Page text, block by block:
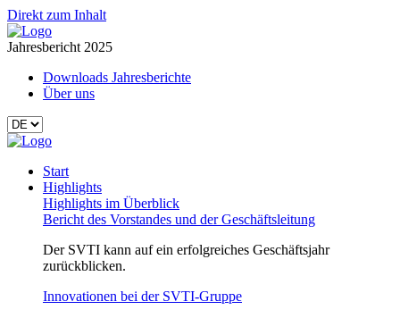
Direkt zum Inhalt
Jahresbericht 2025
Downloads Jahresberichte
Über uns
Start
Highlights
Highlights im Überblick
Bericht des Vorstandes und der Geschäftsleitung
Der SVTI kann auf ein erfolgreiches Geschäftsjahr
zurückblicken.
Innovationen bei der SVTI-Gruppe